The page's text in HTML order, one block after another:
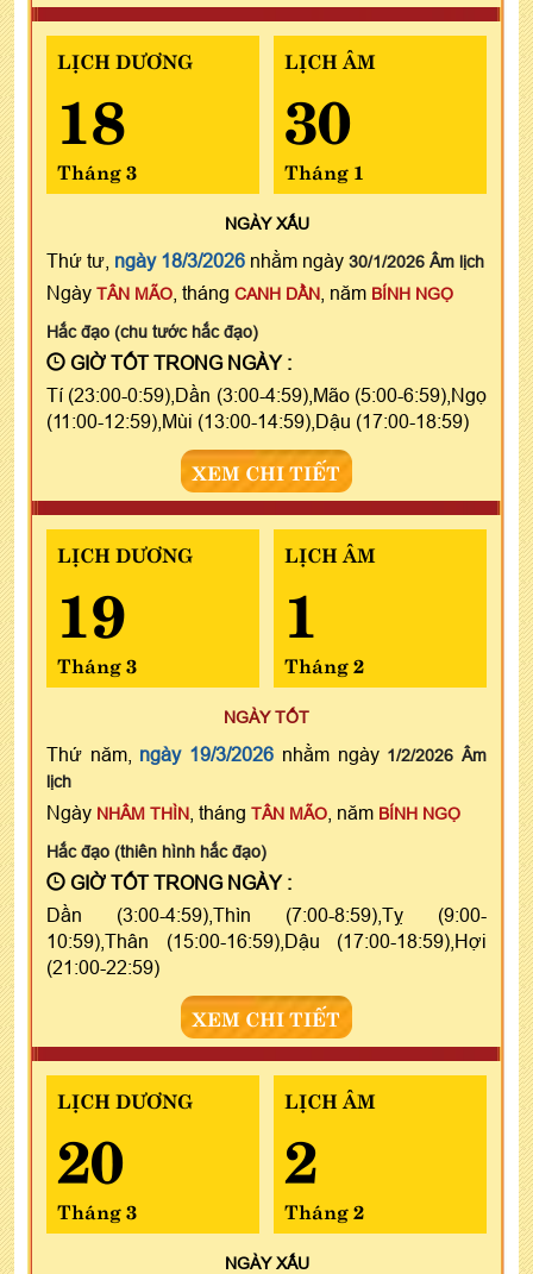
LỊCH DƯƠNG
18
Tháng 3
LỊCH ÂM
30
Tháng 1
NGÀYXẤU
Thứ tư, ngày 18/3/2026 nhằm ngày 30/1/2026 Âm lịch
Ngày TÂN MÃO , tháng CANH DẦN , năm BÍNH NGỌ
Hắc đạo (chu tước hắc đạo)
GIỜ TỐT TRONG NGÀY :
Tí (23:00-0:59),Dần (3:00-4:59),Mão (5:00-6:59),Ngọ
(11:00-12:59),Mùi (13:00-14:59),Dậu (17:00-18:59)
XEM CHI TIẾT
LỊCH DƯƠNG
19
Tháng 3
LỊCH ÂM
1
Tháng 2
NGÀY TỐT
Thứ năm, ngày 19/3/2026 nhằm ngày 1/2/2026 Âm
lịch
Ngày NHÂM THÌN , tháng TÂN MÃO , năm BÍNH NGỌ
Hắc đạo (thiên hình hắc đạo)
GIỜ TỐT TRONG NGÀY :
Dần (3:00-4:59),Thìn (7:00-8:59),Tỵ (9:00-
10:59),Thân (15:00-16:59),Dậu (17:00-18:59),Hợi
(21:00-22:59)
XEM CHI TIẾT
LỊCH DƯƠNG
20
Tháng 3
LỊCH ÂM
2
Tháng 2
NGÀYXẤU